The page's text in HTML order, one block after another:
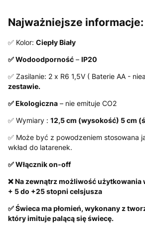
Najważniejsze informacje:
✅ Kolor: Ciepły Biały
✅ Wodoodporność – IP20
✅ Zasilanie: 2 x R6 1,5V ( Baterie AA -
zestawie.
✅ Ekologiczna – nie emituje CO2
✅ Wymiary : 12,5 cm (wysokość) 5 cm
✅ Może być z powodzeniem stosowana
wkład do latarenek.
✅ Włącznik on-off
❌ Na zewnątrz możliwość użytkowania
+ 5 do +25 stopni celsjusza
✅ Świeca ma płomień, wykonany z
który imituje palącą się świecę.